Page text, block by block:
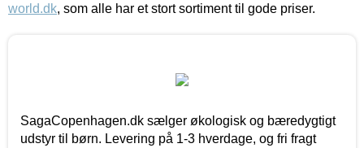
world.dk, som alle har et stort sortiment til gode priser.
SagaCopenhagen.dk sælger økologisk og bæredygtigt
udstyr til børn. Levering på 1-3 hverdage, og fri fragt